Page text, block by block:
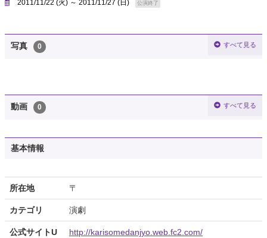
2011/11/22 (火) ～ 2011/11/27 (日) 公演終了
写真 0 すべて見る
動画 0 すべて見る
基本情報
所在地 〒
カテゴリ 演劇
公式サイトU
http://karisomedanjyo.web.fc2.com/